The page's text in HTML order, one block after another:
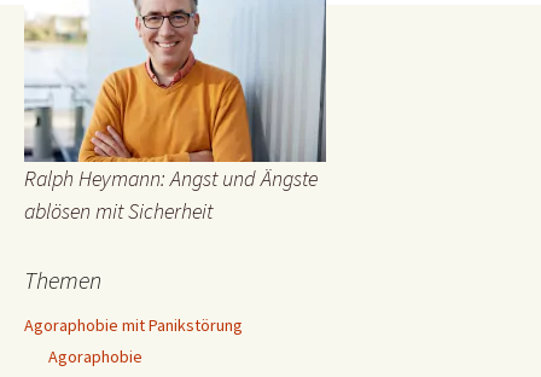
Ralph Heymann: Angst und Ängste
ablösen mit Sicherheit
Themen
Agoraphobie mit Panikstörung
Agoraphobie